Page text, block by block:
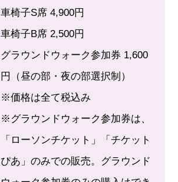
車椅子S席 4,900円
車椅子B席 2,500円
グラウンドウォーク参加券 1,600
円（昼の部・夜の部選択制）
※価格は全て税込み
※グラウンドウォーク参加券は、
「ローソンチケット」「チケット
ぴあ」のみでの販売。グラウンド